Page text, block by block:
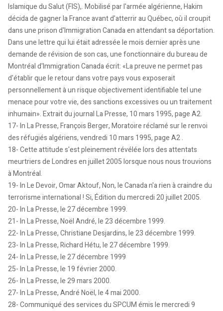
Islamique du Salut (FIS),. Mobilisé par l'armée algérienne, Hakim
décida de gagner la France avant d'atterrir au Québec, où il croupit
dans une prison d'Immigration Canada en attendant sa déportation.
Dans une lettre qui lui était adressée le mois dernier après une
demande de révision de son cas, une fonctionnaire du bureau de
Montréal d'Immigration Canada écrit: «La preuve ne permet pas
d'établir que le retour dans votre pays vous exposerait
personnellement à un risque objectivement identifiable tel une
menace pour votre vie, des sanctions excessives ou un traitement
inhumain». Extrait du journal La Presse, 10 mars 1995, page A2.
17- In La Presse, François Berger, Moratoire réclamé sur le renvoi
des réfugiés algériens, vendredi 10 mars 1995, page A2 .
18- Cette attitude s'est pleinement révélée lors des attentats
meurtriers de Londres en juillet 2005 lorsque nous nous trouvions
à Montréal.
19- In Le Devoir, Omar Aktouf, Non, le Canada n'a rien à craindre du
terrorisme international ! Si, Édition du mercredi 20 juillet 2005.
20- In La Presse, le 27 décembre 1999.
21- In La Presse, Noël André, le 23 décembre 1999.
22- In La Presse, Christiane Desjardins, le 23 décembre 1999.
23- In La Presse, Richard Hétu, le 27 décembre 1999.
24- In La Presse, le 27 décembre 1999
25- In La Presse, le 19 février 2000.
26- In La Presse, le 29 mars 2000.
27- In La Presse, André Noël, le 4 mai 2000.
28- Communiqué des services du SPCUM émis le mercredi 9